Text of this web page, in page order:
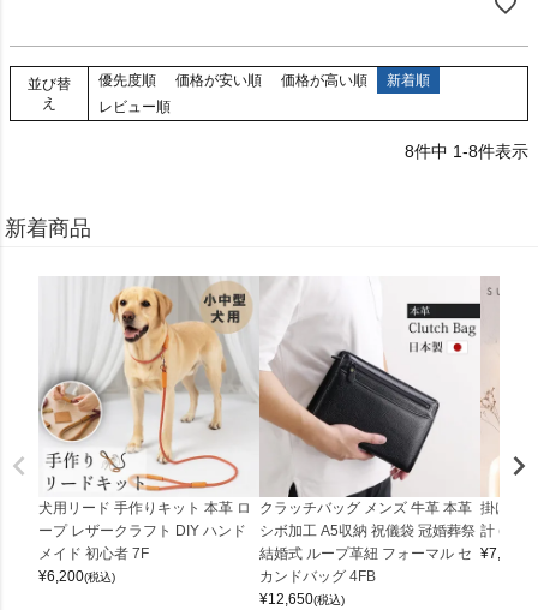
並び替
え
優先度順 価格が安い順 価格が高い順
新着順
レビュー順
8件中 1-8件表示
新着商品
犬用リード 手作りキット 本革 ロ
ープ レザークラフト DIY ハンド
メイド 初心者 7F
¥6,200(税込)
クラッチバッグ メンズ 牛革 本革
シボ加工 A5収納 祝儀袋 冠婚葬祭
結婚式 ループ革紐 フォーマル セ
カンドバッグ 4FB
¥12,650(税込)
掛け時
計
¥7,150